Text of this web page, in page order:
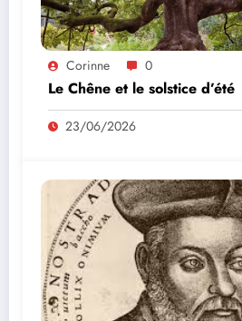
Corinne 0
Le Chêne et le solstice d’été
23/06/2026